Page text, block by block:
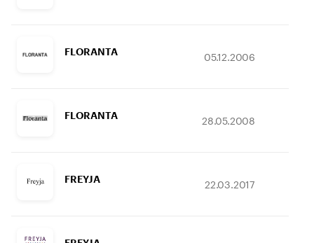
FLORANTA 05.12.2006
FLORANTA 28.05.2008
FREYJA 22.03.2017